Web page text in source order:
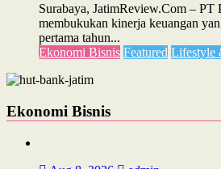
Surabaya, JatimReview.Com –
membukukan kinerja keuangan
pertama tahun...
Ekonomi Bisnis Featured Lifestyle
Ekonomi Bisnis